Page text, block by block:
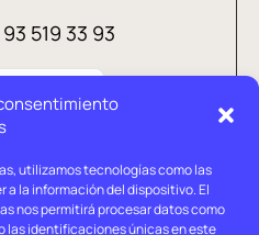
utilizamos tecnologías como las
la información del dispositivo. El
nos permitirá procesar datos como
las identificaciones únicas en este
519 33 93